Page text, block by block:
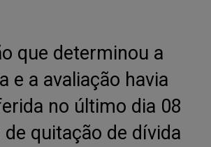
que determinou a
e a avaliação havia
no último dia 08
de quitação de dívida